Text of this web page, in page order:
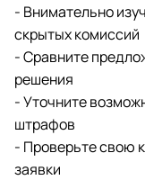
- Внимательно
скрытых комиссий
- Сравните
решения
- Уточните
штрафов
- Проверьте свою
заявки